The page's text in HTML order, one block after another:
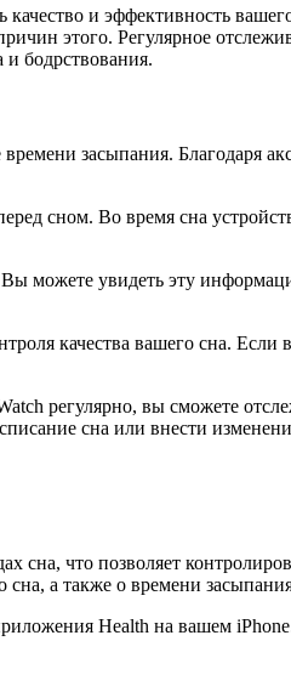
и эффективность
этого. Регулярное
бодрствования.
засыпания. Благодаря
сном. Во время сна
Вы можете увидеть эту
качества вашего сна.
регулярно, вы сможете
сна или внести
сна, что позволяет
а также о времени
Health на вашем